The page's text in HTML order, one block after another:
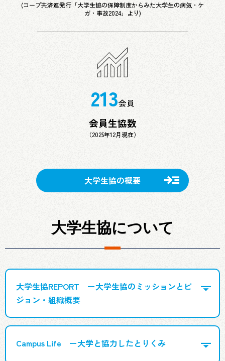
(コープ共済連発行「大学生協の保障制度からみた大学生の病気・ケ
ガ・事故2024」より)
213会員
会員生協数
（2025年12月現在）
大学生協の概要
大学生協について
大学生協REPORT ー大学生協のミッションとビ
ジョン・組織概要
Campus Life ー大学と協力したとりくみ